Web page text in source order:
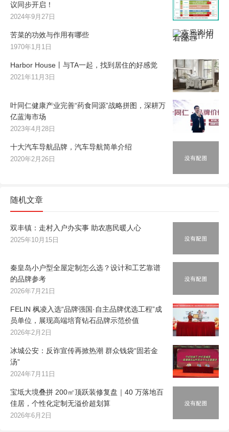
议同步开启！
2024年9月27日
苦菜的功效与作用有哪些
1970年1月1日
Harbor House丨与TA一起，找到居住的好感觉
2021年11月3日
叶同仁健康产业完善“药食同源”战略拼图，深耕万
亿蓝海市场
2023年4月28日
十大汽车导航品牌，汽车导航简单介绍
2020年2月26日
随机文章
双丰镇：走村入户办实事 助农惠民暖人心
2025年10月15日
秦皇岛小户型全屋定制怎么选？设计和工艺靠谱
的品牌参考
2026年7月21日
FELIN 枫凌入选“品牌强国·自主品牌优选工程”成
员单位，展现高端培育钻石品牌示范价值
2026年2月2日
冰城公安：反诈宣传再掀热潮 群众钱袋“固若金
汤”
2024年7月11日
宝坻大境叠拼 200㎡顶跃装修复盘｜40 万落地百
佳居，个性化定制无溢价超划算
2026年6月2日